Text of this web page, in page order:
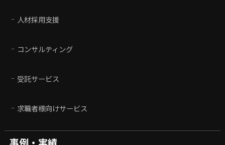
人材採用支援
コンサルティング
受託サービス
求職者様向けサービス